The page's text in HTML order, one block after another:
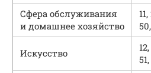
Сфера обслуживания
и домашнее хозяйство
Искусство